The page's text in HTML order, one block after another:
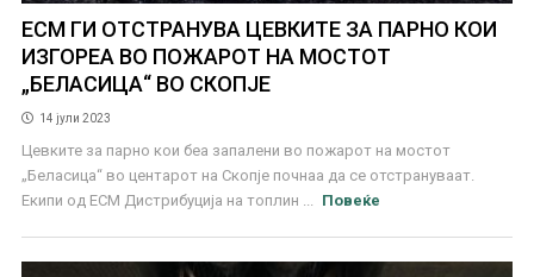
ЕСМ ГИ ОТСТРАНУВА ЦЕВКИТЕ ЗА ПАРНО КОИ
ИЗГОРЕА ВО ПОЖАРОТ НА МОСТОТ
„БЕЛАСИЦА“ ВО СКОПЈЕ
14 јули 2023
Цевките за парно кои беа запалени во пожарот на мостот
„Беласица“ во центарот на Скопје почнаа да се отстрануваат.
Екипи од ЕСМ Дистрибуција на топлин ...
Повеќе